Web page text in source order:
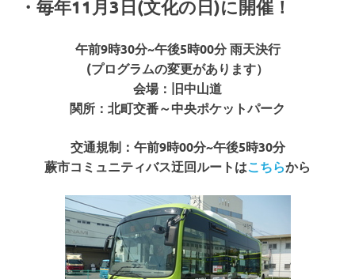
・毎年11月3日(文化の日)に開催！
午前9時30分~午後5時00分 雨天決行
(プログラムの変更があります）
会場：旧中山道
関所：北町交番～中央ポケットパーク
交通規制：午前9時00分~午後5時30分
蕨市コミュニティバス迂回ルートはこちらから